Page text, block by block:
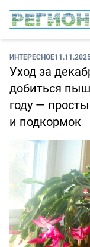
ИНТЕРЕСНОЕ
Уход за
добиться
году —
и подкормок